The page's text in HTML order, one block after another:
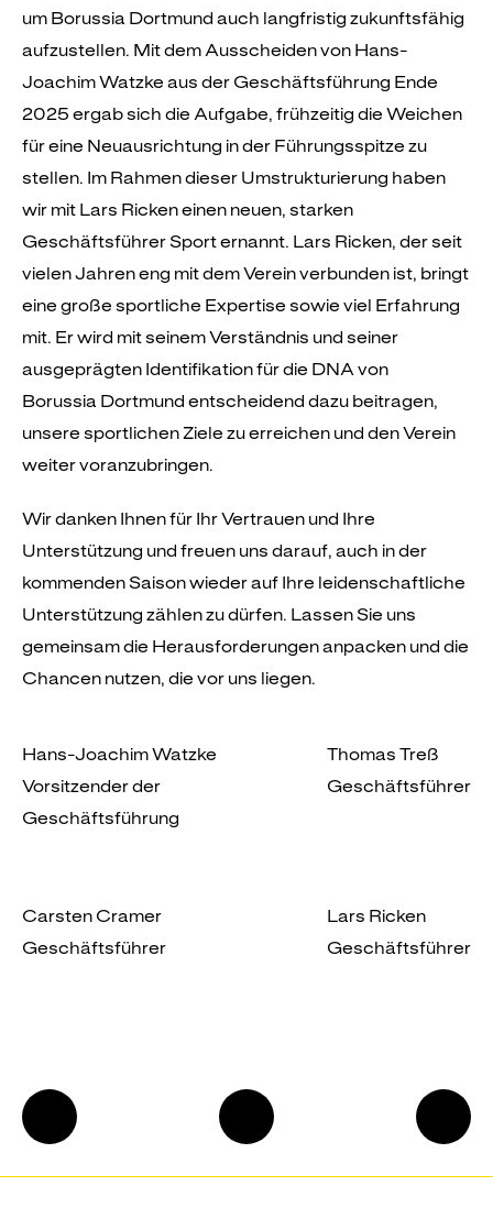
um Borussia Dortmund auch langfristig zukunftsfähig
aufzustellen. Mit dem Ausscheiden von Hans-
Joachim Watzke aus der Geschäftsführung Ende
2025 ergab sich die Aufgabe, frühzeitig die Weichen
für eine Neuausrichtung in der Führungsspitze zu
stellen. Im Rahmen dieser Umstrukturierung haben
wir mit Lars Ricken einen neuen, starken
Geschäftsführer Sport ernannt. Lars Ricken, der seit
vielen Jahren eng mit dem Verein verbunden ist, bringt
eine große sportliche Expertise sowie viel Erfahrung
mit. Er wird mit seinem Verständnis und seiner
ausgeprägten Identifikation für die DNA von
Borussia Dortmund entscheidend dazu beitragen,
unsere sportlichen Ziele zu erreichen und den Verein
weiter voranzubringen.
Wir danken Ihnen für Ihr Vertrauen und Ihre
Unterstützung und freuen uns darauf, auch in der
kommenden Saison wieder auf Ihre leidenschaftliche
Unterstützung zählen zu dürfen. Lassen Sie uns
gemeinsam die Herausforderungen anpacken und die
Chancen nutzen, die vor uns liegen.
Hans-Joachim Watzke
Vorsitzender der
Geschäftsführung
Thomas Treß
Geschäftsführer
Carsten Cramer
Geschäftsführer
Lars Ricken
Geschäftsführer
des
Finanzielle
Leistungsindikatoren
Zum
Seitenanfang